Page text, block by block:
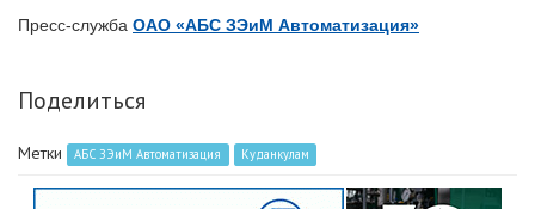
Пресс-служба ОАО «АБС ЗЭиМ Автоматизация»
Поделиться
Метки АБС ЗЭиМ Автоматизация Куданкулам